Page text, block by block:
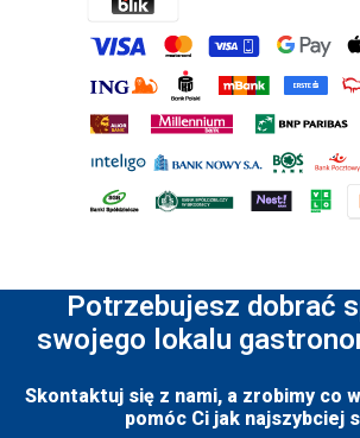
Potrzebujesz dobrać
swojego lokalu
Skontaktuj się z nami, a zrobimy co
pomóc Ci jak najszybciej